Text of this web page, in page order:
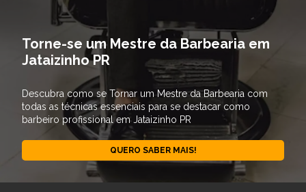
Torne-se um Mestre da Barbearia em
Jataizinho PR
Descubra como se Tornar um Mestre da Barbearia com
todas as técnicas essenciais para se destacar como
barbeiro profissional em Jataizinho PR
QUERO SABER MAIS!